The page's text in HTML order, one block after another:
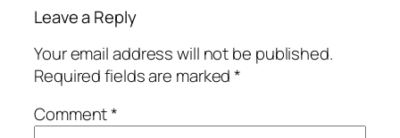
Leave a Reply
Your email address will not be published.
Required fields are marked*
Comment*